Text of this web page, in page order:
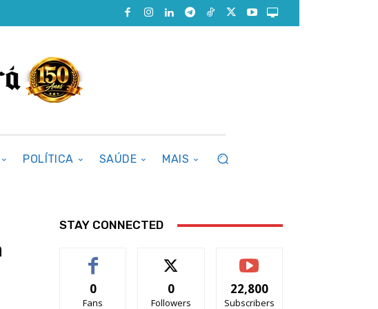
POLÍTICA SAÚDE MAIS
STAY CONNECTED
0
Fans
0
Followers
22,800
Subscribers